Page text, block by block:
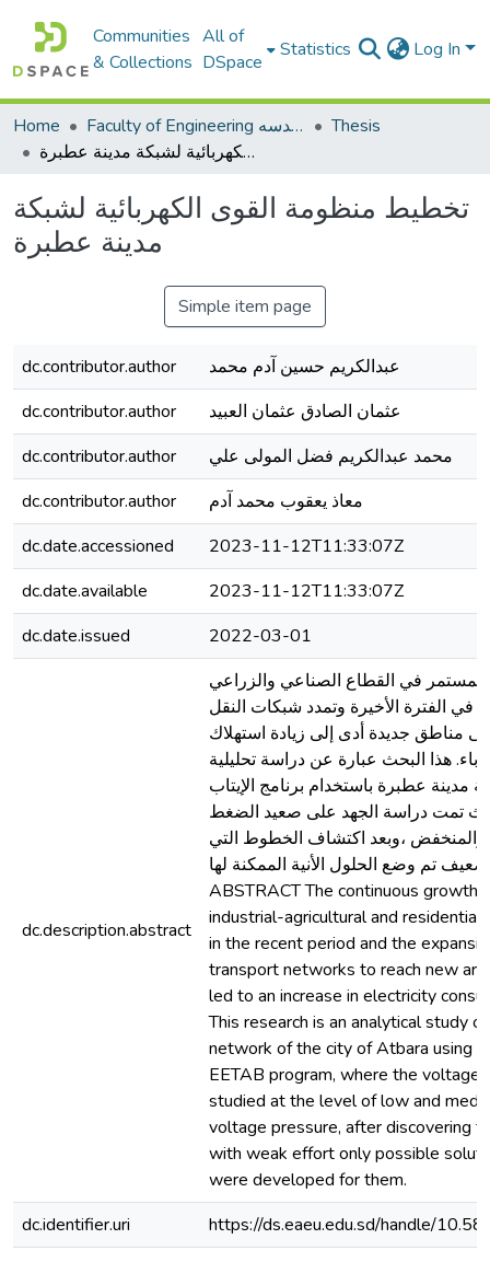
Communities
& Collections
All of
DSpace
Statistics Log In
Home Faculty of Engineering كلية الهندسه
Thesis
تخطيط منظومة القوى الكهربائية لشبكة مدينة عطبرة
تخطيط منظومة القوى الكهربائية لشبكة
مدينة عطبرة
Simple item page
dc.contributor.author
عبدالكريم حسين آدم محمد
dc.contributor.author
عثمان الصادق عثمان العبيد
dc.contributor.author
محمد عبدالكريم فضل المولى علي
dc.contributor.author
معاذ يعقوب محمد آدم
dc.date.accessioned
2023-11-12T11:33:07Z
dc.date.available
2023-11-12T11:33:07Z
dc.date.issued
2022-03-01
dc.description.abstract
المستمر في القطاع الصناعي والزراعي
في الفترة الأخيرة وتمدد شبكات النقل
مناطق جديدة أدى إلى زيادة استهلاك
هذا البحث عبارة عن دراسة تحليلية
مدينة عطبرة باستخدام برنامج الإيتاب
تمت دراسة الجهد على صعيد الضغط
،وبعد اكتشاف الخطوط التي
تم وضع الحلول الأنية الممكنة لها.
ABSTRACT The continuous growth
industrial-agricultural and residential
in the recent period and the
transport networks to reach new
led to an increase in electricity
This research is an analytical study
network of the city of Atbara using
EETAB program, where the voltage
studied at the level of low and
voltage pressure, after discovering
with weak effort only possible
were developed for them.
dc.identifier.uri
https://ds.eaeu.edu.sd/handle/